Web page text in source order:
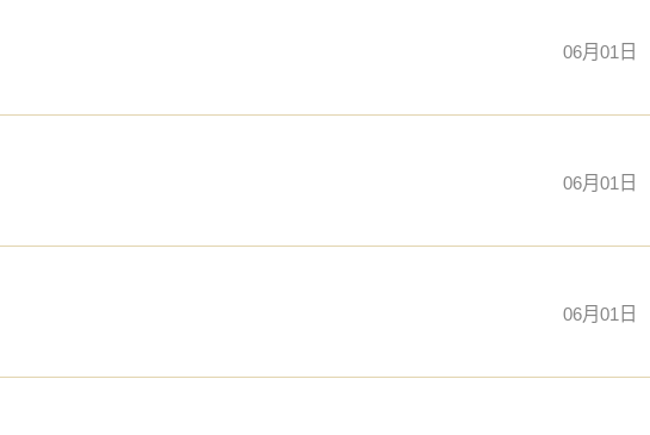
06月01日
06月01日
06月01日